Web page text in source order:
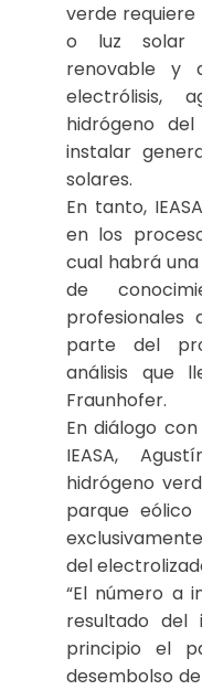
verde
o luz solar
renovable y
electrólisis,
hidrógeno
instalar
solares.
En tanto,
en los
cual habrá
de
profesionales
parte del
análisis que
Fraunhofer.
En diálogo
IEASA,
hidrógeno
parque eólico
del
“El número a
resultado del
principio el
desembolso